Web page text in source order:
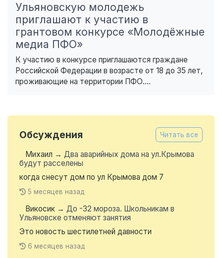
Ульяновскую молодежь
приглашают к участию в
грантовом конкурсе «Молодёжные
медиа ПФО»
К участию в конкурсе приглашаются граждане
Российской Федерации в возрасте от 18 до 35 лет,
проживающие на территории ПФО....
Обсуждения Читать все
Михаил → Два аварийных дома на ул.Крымова
будут расселены
когда снесут дом по ул Крымова дом 7
5 месяцев назад
Викосик → До -32 мороза. Школьникам в
Ульяновске отменяют занятия
Это новость шестилетней давности
6 месяцев назад